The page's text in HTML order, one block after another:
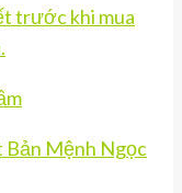
trước khi mua
Bản Mệnh Ngọc